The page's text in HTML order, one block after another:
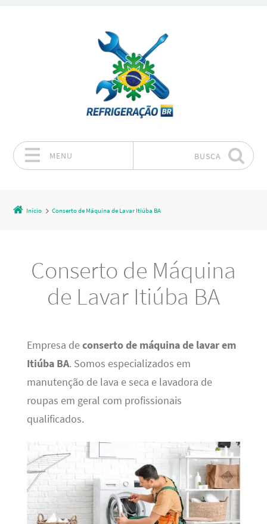
MENU BUSCA
Início Conserto de Máquina de Lavar Itiúba BA
Conserto de Máquina
de Lavar Itiúba BA
Empresa deconserto de máquina de lavar em
Itiúba BA. Somos especializados em
manutenção de lava e seca e lavadora de
roupas em geral com profissionais
qualificados.